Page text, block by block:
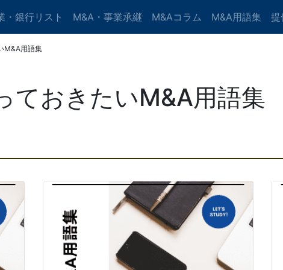
・銀行リスト M&A・事業承継 M&Aコラム M&A用語集 提
M&A用語集
ておきたいM&A用語集